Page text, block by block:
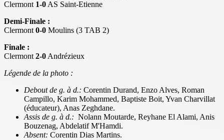
Clermont 1-0 AS Saint-Etienne
Demi-Finale :
Clermont 0-0 Moulins (3 TAB 2)
Finale :
Clermont 2-0 Andrézieux
Légende de la photo :
Debout de g. à d.: Corentin Durand, Enzo Alves, Roman
Campillo, Karim Mohammed, Baptiste Boit, Yvan Charvillat
(éducateur), Anas Zeghdane.
Assis de g. à d.: Nolann Moutarde, Reyhane El Alami, Anis
Bouzenag, Abdelatif M'Hamdi.
Absent: Corentin Dias Martins.